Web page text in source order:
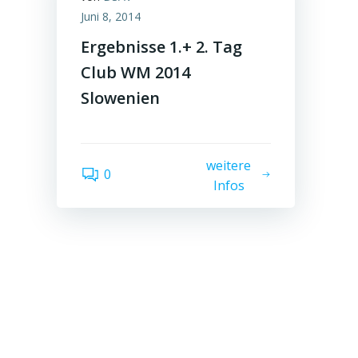
Juni 8, 2014
Ergebnisse 1.+ 2. Tag
Club WM 2014
Slowenien
0
weitere
Infos